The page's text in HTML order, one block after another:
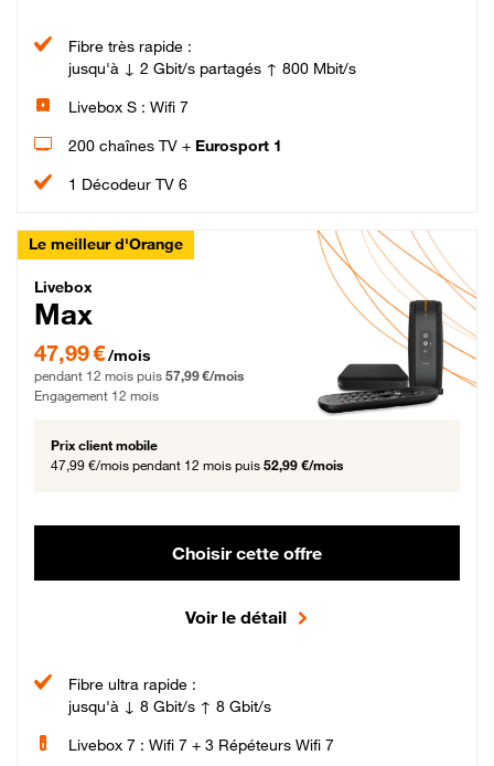
Fibre très rapide :
jusqu'à ↓ 2 Gbit/s partagés ↑ 800 Mbit/s
Livebox S : Wifi 7
200 chaînes TV + Eurosport 1
1 Décodeur TV 6
Le meilleur d'Orange
Livebox Max Fibre
Livebox
Max
47,99 € par mois pendant 12 mois puis 57,99 € par mois, Engagement 12 mois
47,99 €/mois
pendant 12 mois puis 57,99 €/mois
Engagement 12 mois
Prix client mobile
47,99 €/mois pendant 12 mois puis 52,99 €/mois
Choisir cette offre
Voir le détail
Fibre ultra rapide :
jusqu'à ↓ 8 Gbit/s ↑ 8 Gbit/s
Livebox 7 : Wifi 7 + 3 Répéteurs Wifi 7